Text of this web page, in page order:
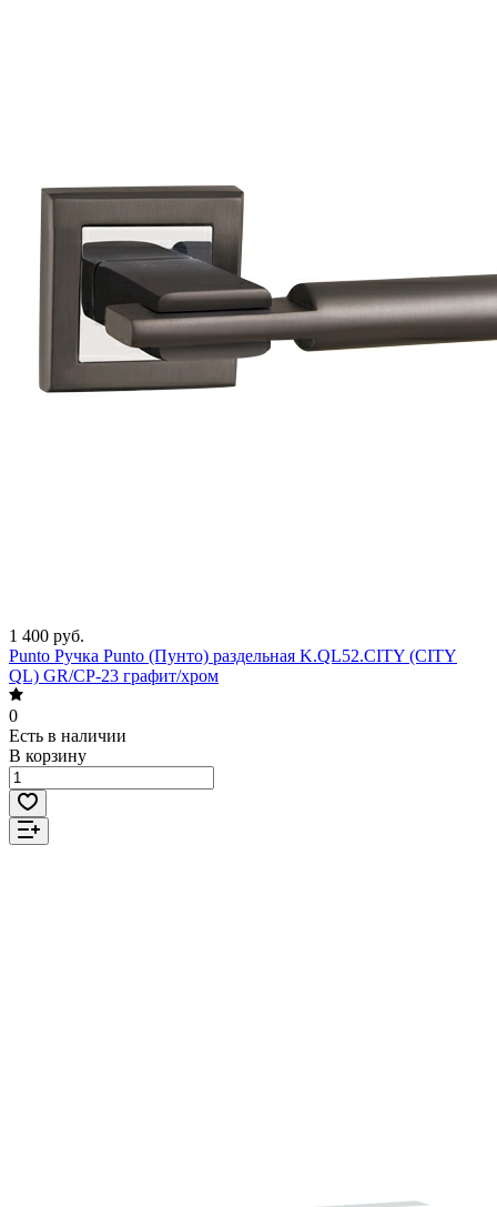
1 400 руб.
Punto Ручка Punto (Пунто) раздельная K.QL52.CITY (CITY
QL) GR/CP-23 графит/хром
0
Есть в наличии
В корзину